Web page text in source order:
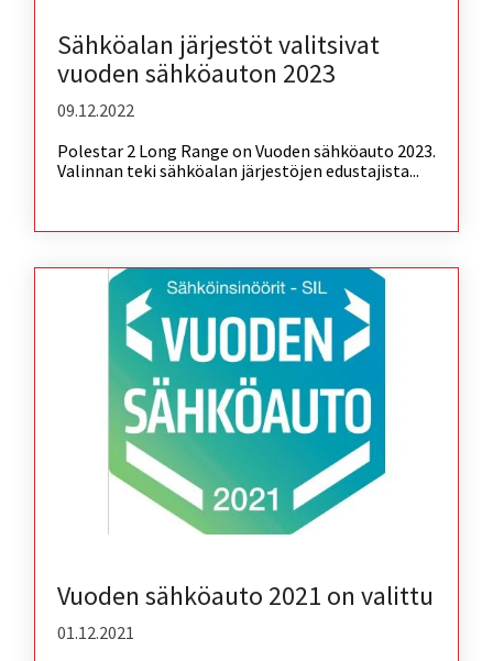
Sähköalan järjestöt valitsivat
vuoden sähköauton 2023
09.12.2022
Polestar 2 Long Range on Vuoden sähköauto 2023.
Valinnan teki sähköalan järjestöjen edustajista...
Vuoden sähköauto 2021 on valittu
01.12.2021